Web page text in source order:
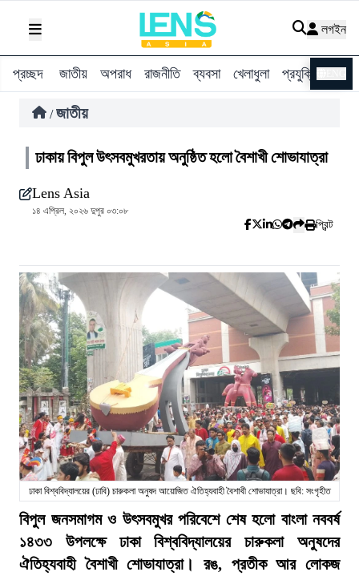
লগইন
প্রচ্ছদ জাতীয় অপরাধ রাজনীতি ব্যবসা খেলাধুলা প্রযুক্তি
/ জাতীয়
ঢাকায় বিপুল উৎসবমুখরতায় অনুষ্ঠিত হলো বৈশাখী শোভাযাত্রা
Lens Asia
১৪ এপ্রিল, ২০২৬ দুপুর ০৩:০৮
প্রিন্ট
ঢাকা বিশ্ববিদ্যালয়ের (ঢাবি) চারুকলা অনুষদ আয়োজিত ঐতিহ্যবাহী বৈশাখী শোভাযাত্রা। ছবি: সংগৃহীত
বিপুল জনসমাগম ও উৎসবমুখর পরিবেশে শেষ হলো বাংলা নববর্ষ
১৪৩৩ উপলক্ষে ঢাকা বিশ্ববিদ্যালয়ের চারুকলা অনুষদের
ঐতিহ্যবাহী বৈশাখী শোভাযাত্রা। রঙ, প্রতীক আর লোকজ